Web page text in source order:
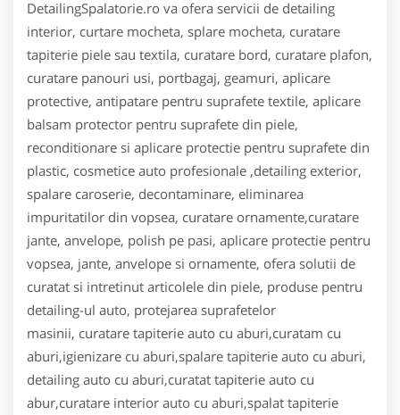
DetailingSpalatorie.ro va ofera servicii de detailing
interior, curtare mocheta, splare mocheta, curatare
tapiterie piele sau textila, curatare bord, curatare plafon,
curatare panouri usi, portbagaj, geamuri, aplicare
protective, antipatare pentru suprafete textile, aplicare
balsam protector pentru suprafete din piele,
reconditionare si aplicare protectie pentru suprafete din
plastic, cosmetice auto profesionale ,detailing exterior,
spalare caroserie, decontaminare, eliminarea
impuritatilor din vopsea, curatare ornamente,curatare
jante, anvelope, polish pe pasi, aplicare protectie pentru
vopsea, jante, anvelope si ornamente, ofera solutii de
curatat si intretinut articolele din piele, produse pentru
detailing-ul auto, protejarea suprafetelor
masinii, curatare tapiterie auto cu aburi,curatam cu
aburi,igienizare cu aburi,spalare tapiterie auto cu aburi,
detailing auto cu aburi,curatat tapiterie auto cu
abur,curatare interior auto cu aburi,spalat tapiterie